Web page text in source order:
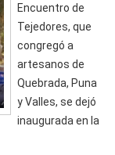
Encuentro de
Tejedores, que
congregó a
artesanos de
Quebrada, Puna
y Valles, se dejó
inaugurada en la